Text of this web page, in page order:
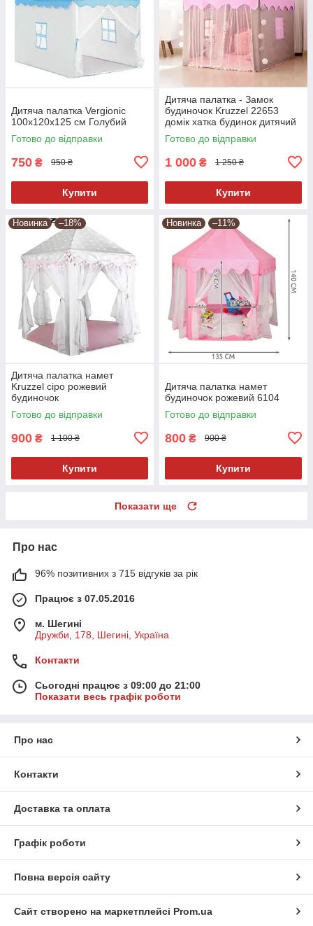
Дитяча палатка Vergionic
100х120х125 см Голубий
Готово до відправки
750 ₴ 950 ₴
Купити
Дитяча палатка - Замок
будиночок Kruzzel 22653
домік хатка будинок дитячий
намет
Готово до відправки
1 000 ₴ 1 250 ₴
Купити
Новинка –18%
Дитяча палатка намет
Kruzzel сіро рожевий
будиночок
Готово до відправки
900 ₴ 1 100 ₴
Купити
Новинка –11%
Дитяча палатка намет
будиночок рожевий 6104
Готово до відправки
800 ₴ 900 ₴
Купити
Показати ще
Про нас
96% позитивних з 715 відгуків за рік
Працює з 07.05.2016
м. Шегині
Дружби, 178, Шегині, Україна
Контакти
Сьогодні працює з 09:00 до 21:00
Показати весь графік роботи
Про нас
Контакти
Доставка та оплата
Графік роботи
Повна версія сайту
Сайт створено на маркетплейсі Prom.ua